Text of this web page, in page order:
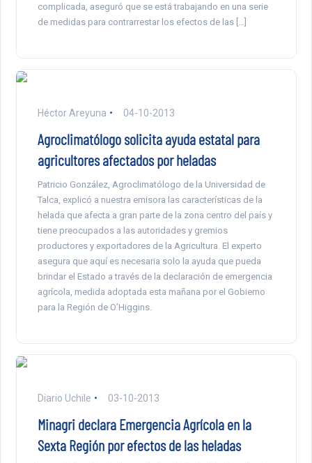
complicada, aseguró que se está trabajando en una serie
de medidas para contrarrestar los efectos de las […]
Héctor Areyuna 04-10-2013
Agroclimatólogo solicita ayuda estatal para
agricultores afectados por heladas
Patricio González, Agroclimatólogo de la Universidad de
Talca, explicó a nuestra emisora las características de la
helada que afecta a gran parte de la zona centro del país y
tiene preocupados a las autoridades y gremios
productores y exportadores de la Agricultura. El experto
asegura que aquí es necesaria solo la ayuda que pueda
brindar el Estado a través de la declaración de emergencia
agrícola, medida adoptada esta mañana por el Gobierno
para la Región de O’Higgins.
Diario Uchile 03-10-2013
Minagri declara Emergencia Agrícola en la
Sexta Región por efectos de las heladas